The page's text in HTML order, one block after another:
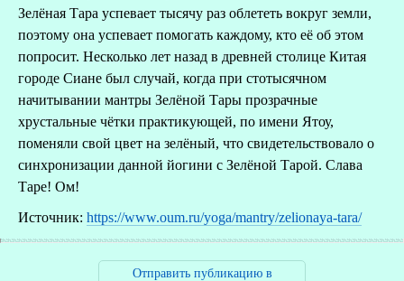
Зелёная Тара успевает тысячу раз облететь вокруг земли,
поэтому она успевает помогать каждому, кто её об этом
попросит. Несколько лет назад в древней столице Китая
городе Сиане был случай, когда при стотысячном
начитывании мантры Зелёной Тары прозрачные
хрустальные чётки практикующей, по имени Ятоу,
поменяли свой цвет на зелёный, что свидетельствовало о
синхронизации данной йогини с Зелёной Тарой. Слава
Таре! Ом!
Источник: https://www.oum.ru/yoga/mantry/zelionaya-tara/
Отправить публикацию в